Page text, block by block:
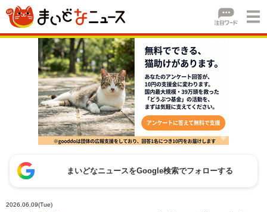
まいどなニュースをGoogle検索でフォローする
2026.06.09(Tue)